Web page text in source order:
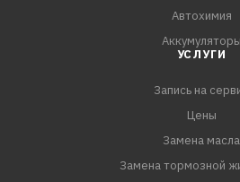
Автохимия
Аккумуляторы
УСЛУГИ
Запись на
Цены
Замена масла
Замена тормозной